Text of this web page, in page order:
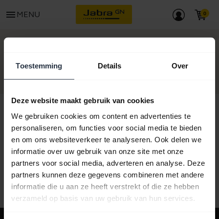
Toestemming Details Over
Deze website maakt gebruik van cookies
We gebruiken cookies om content en advertenties te
personaliseren, om functies voor social media te bieden
en om ons websiteverkeer te analyseren. Ook delen we
informatie over uw gebruik van onze site met onze
partners voor social media, adverteren en analyse. Deze
partners kunnen deze gegevens combineren met andere
informatie die u aan ze heeft verstrekt of die ze hebben
verzameld op basis van uw gebruik van hun services.
menu MENU
Alle ondersteuningscontent
Hulpbronnen om aan de slag te gaan